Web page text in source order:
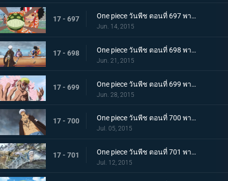
17 - 697 One piece วันพีช ตอนที่ 697 พากย์ไทย กระสุนพิฆาต! บุรุษผู้ปกป้องเดรสโรซ่า!
Jun. 14, 2015
17 - 698 One piece วันพีช ตอนที่ 698 พากย์ไทย ระเบิดความโกรธ! แผนลับสุดยอดของลูฟี่และลอว์!
Jun. 21, 2015
17 - 699 One piece วันพีช ตอนที่ 699 พากย์ไทย ครอบครัวชนชั้นสูง! ตัวตนแท้จริงของโดฟลามิงโก้!
Jun. 28, 2015
17 - 700 One piece วันพีช ตอนที่ 700 พากย์ไทย พลังที่สุดยอด!! ความลับของผล โอเปะ โอเปะ!
Jul. 05, 2015
17 - 701 One piece วันพีช ตอนที่ 701 พากย์ไทย ความทรงจำที่แสนเศร้า! ลอว์ เด็กชายจากเมืองสีขาว!
Jul. 12, 2015